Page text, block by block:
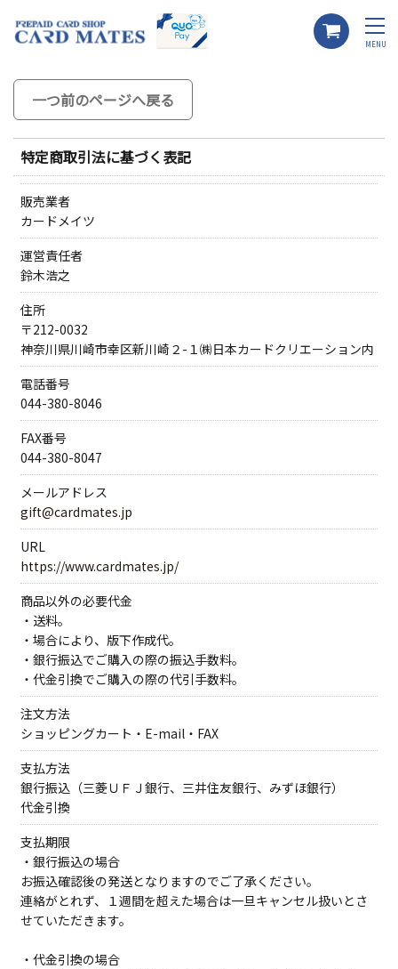
MENU
一つ前のページへ戻る
特定商取引法に基づく表記
販売業者
カードメイツ
運営責任者
鈴木浩之
住所
〒212-0032
神奈川県川崎市幸区新川崎２-１㈱日本カードクリエーション内
電話番号
044-380-8046
FAX番号
044-380-8047
メールアドレス
gift@cardmates.jp
URL
https://www.cardmates.jp/
商品以外の必要代金
・送料。
・場合により、版下作成代。
・銀行振込でご購入の際の振込手数料。
・代金引換でご購入の際の代引手数料。
注文方法
ショッピングカート・E-mail・FAX
支払方法
銀行振込（三菱ＵＦＪ銀行、三井住友銀行、みずほ銀行）
代金引換
支払期限
・銀行振込の場合
お振込確認後の発送となりますのでご了承ください。
連絡がとれず、１週間を超えた場合は一旦キャンセル扱いとさ
せていただきます。
・代金引換の場合